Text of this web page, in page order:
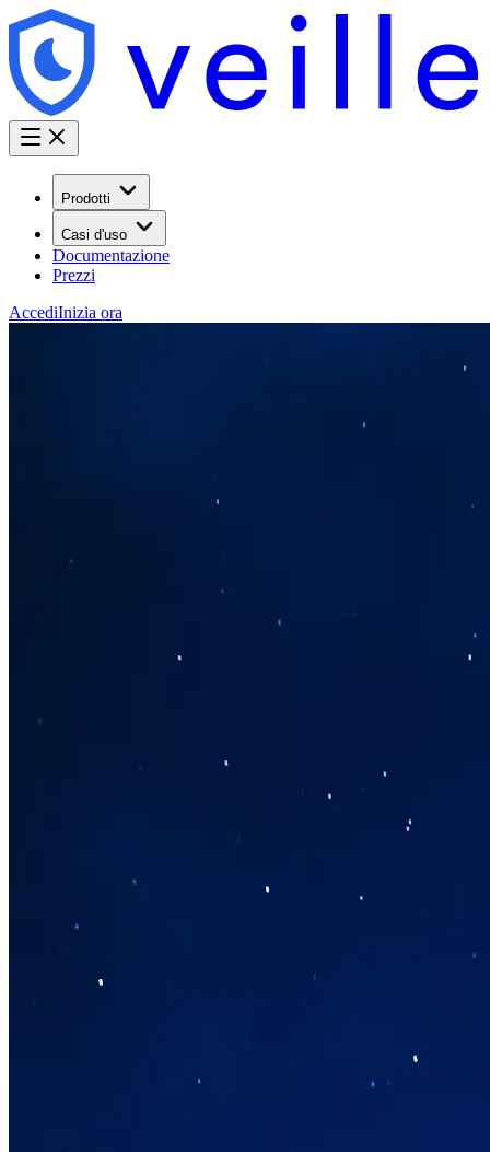
Prodotti
Casi d'uso
Documentazione
Prezzi
AccediInizia ora